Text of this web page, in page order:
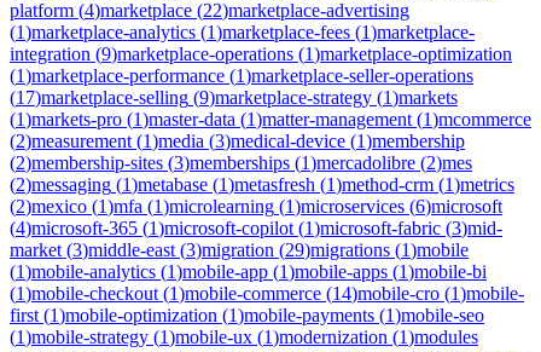
platform (4)marketplace (22)marketplace-advertising
(1)marketplace-analytics (1)marketplace-fees (1)marketplace-
integration (9)marketplace-operations (1)marketplace-optimization
(1)marketplace-performance (1)marketplace-seller-operations
(17)marketplace-selling (9)marketplace-strategy (1)markets
(1)markets-pro (1)master-data (1)matter-management (1)mcommerce
(2)measurement (1)media (3)medical-device (1)membership
(2)membership-sites (3)memberships (1)mercadolibre (2)mes
(2)messaging (1)metabase (1)metasfresh (1)method-crm (1)metrics
(2)mexico (1)mfa (1)microlearning (1)microservices (6)microsoft
(4)microsoft-365 (1)microsoft-copilot (1)microsoft-fabric (3)mid-
market (3)middle-east (3)migration (29)migrations (1)mobile
(1)mobile-analytics (1)mobile-app (1)mobile-apps (1)mobile-bi
(1)mobile-checkout (1)mobile-commerce (14)mobile-cro (1)mobile-
first (1)mobile-optimization (1)mobile-payments (1)mobile-seo
(1)mobile-strategy (1)mobile-ux (1)modernization (1)modules